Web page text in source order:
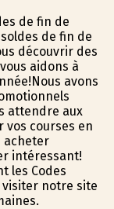
de fin de
de fin de
découvrir des
aidons à
avons
attendre aux
vos courses en
acheter
intéressant!
les Codes
visiter notre site